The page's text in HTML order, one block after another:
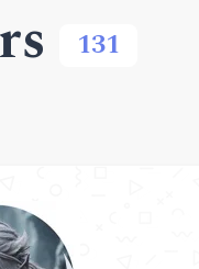
131